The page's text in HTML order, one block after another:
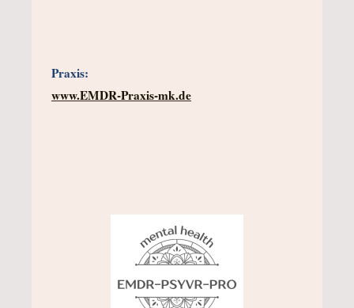
Praxis:
www.EMDR-Praxis-mk.de